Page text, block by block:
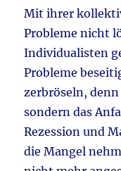
Mit ihrer
Probleme nicht
Individualisten
Probleme
zerbröseln,
sondern das
Rezession und
die Mangel